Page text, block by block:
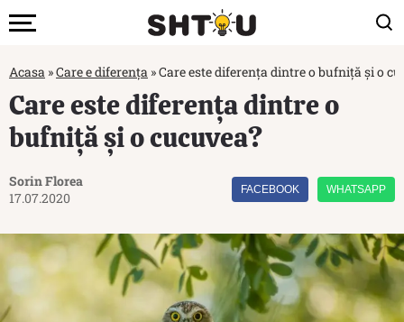
Acasa »Care e diferența »Care este diferența dintre o bufniță și o
Care este diferența dintre o
bufniță și o cucuvea?
Sorin Florea
17.07.2020
FACEBOOK WHATSAPP